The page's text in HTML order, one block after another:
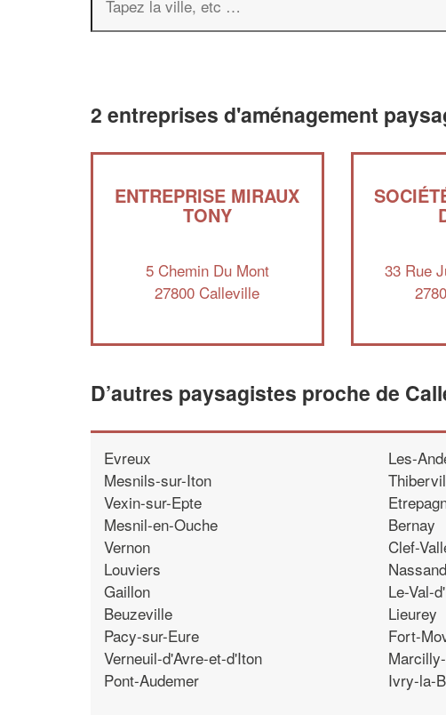
2 entreprises d'aménagement
ENTREPRISE MIRAUX
TONY
5 Chemin Du Mont
27800 Calleville
33 Rue
D’autres paysagistes proche de
Evreux
Mesnils-sur-Iton
Vexin-sur-Epte
Mesnil-en-Ouche
Vernon
Louviers
Gaillon
Beuzeville
Pacy-sur-Eure
Verneuil-d'Avre-et-d'Iton
Pont-Audemer
Les-
Bernay
Clef-
Le-Val-
Lieurey
Fort-
Ivry-la-